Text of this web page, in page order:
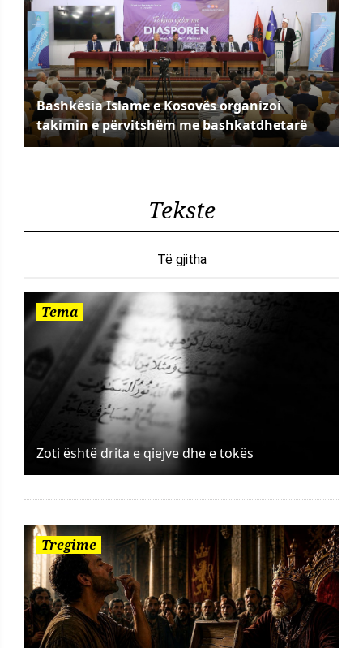
Bashkësia Islame e Kosovës organizoi
takimin e përvitshëm me bashkatdhetarë
Tekste
Të gjitha
Tema
Zoti është drita e qiejve dhe e tokës
Tregime